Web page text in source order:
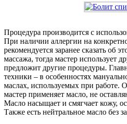
Процедура производится с
При наличии аллергии на
рекомендуется заранее сказать об
массажа, тогда мастер использует
предложит другие процедуры.
техники – в особенностях
маслах, используемых при работе.
мастер применяет масло, не
Масло насыщает и смягчает кожу,
Также есть нейтральное масло без